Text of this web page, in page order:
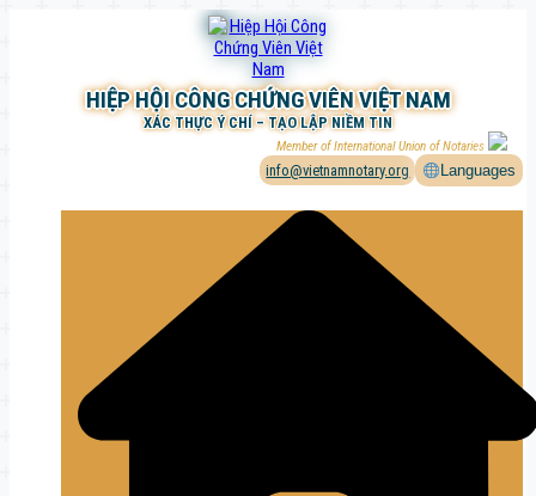
HIỆP HỘI CÔNG CHỨNG VIÊN VIỆT NAM
XÁC THỰC Ý CHÍ – TẠO LẬP NIỀM TIN
Member of International Union of Notaries
info@vietnamnotary.org Languages